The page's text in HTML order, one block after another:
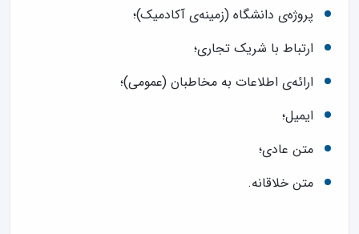
پروژه‌ی دانشگاه (زمینه‌ی آکادمیک)؛
ارتباط با شریک تجاری؛
ارائه‌ی اطلاعات به مخاطبان (عمومی)؛
ایمیل؛
متن عادی؛
متن خلاقانه.